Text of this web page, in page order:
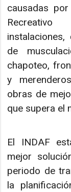
causadas
de
chapoteo,
y
obras de
que supera el
El INDAF
mejor
periodo de
la